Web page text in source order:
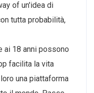
of un'idea di
tutta probabilità,
ai 18 anni possono
facilita la vita
una piattaforma